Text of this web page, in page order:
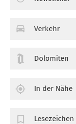
Verkehr
Dolomiten
In der Nähe
Lesezeichen